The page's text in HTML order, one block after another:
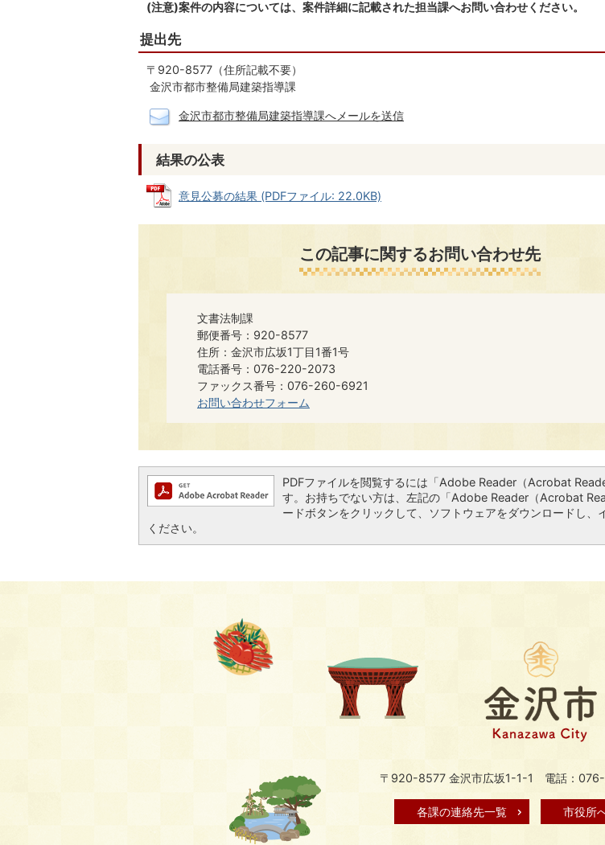
(注意)案件の内容については、案件詳細に記載された担当課へお問い合わせください。
提出先
〒920-8577（住所記載不要）
金沢市都市整備局建築指導課
金沢市都市整備局建築指導課へメールを送信
結果の公表
意見公募の結果 (PDFファイル: 22.0KB)
この記事に関するお問い合わせ先
文書法制課
郵便番号：920-8577
住所：金沢市広坂1丁目1番1号
電話番号：076-220-2073
ファックス番号：076-260-6921​​​​
お問い合わせフォーム
PDFファイルを閲覧するには「Adobe Reader（Acrobat
す。お持ちでない方は、左記の「Adobe Reader（Acrobat
ードボタンをクリックして、ソフトウェアをダウンロードし、
ください。
〒920-8577 金沢市広坂1-1-1 電話：076-
各課の連絡先一覧 市役所